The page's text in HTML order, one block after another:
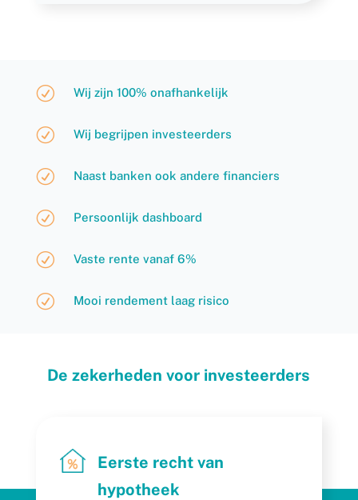
R Wij zijn 100% onafhankelijk
R Wij begrijpen investeerders
R Naast banken ook andere financiers
R Persoonlijk dashboard
R Vaste rente vanaf 6%
R Mooi rendement laag risico
De zekerheden voor investeerders
Eerste recht van
hypotheek